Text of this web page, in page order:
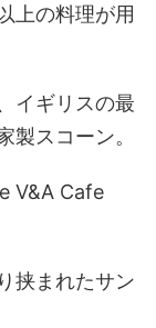
上の料理が用
イギリスの最
製スコーン。
挟まれたサン